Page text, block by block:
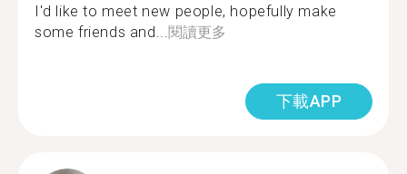
I'd like to meet new people, hopefully make
some friends and... 閱讀更多
下載APP